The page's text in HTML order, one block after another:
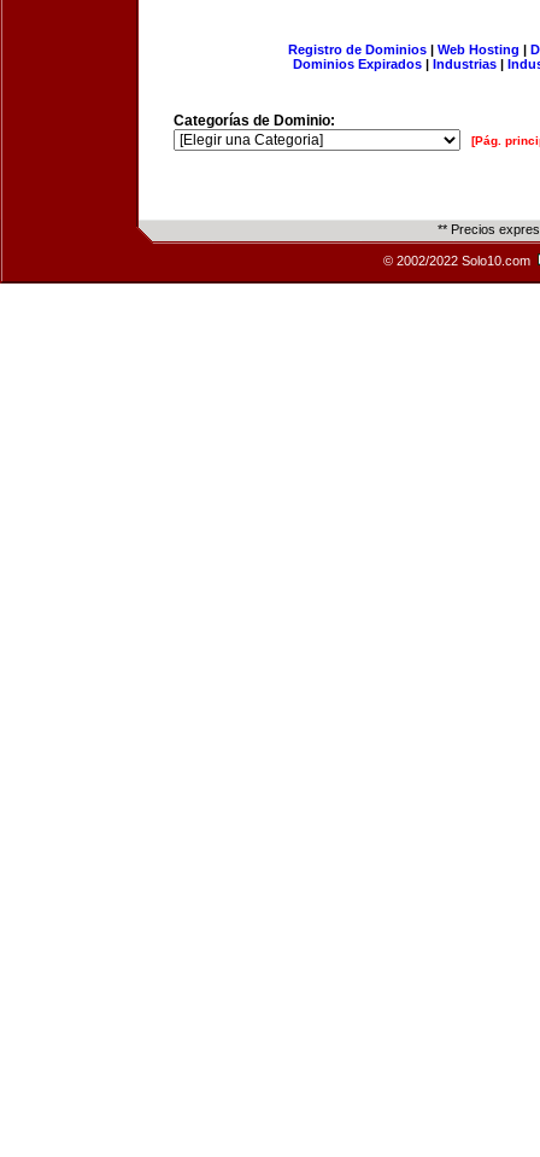
Registro de Dominios| Web Hosting |
Dominios Expirados | Industrias |
Categorías de Dominio:
[Pág.
** Precios
© 2002/2022 Solo10.com